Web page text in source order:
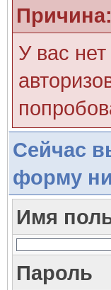
Причина:
У вас
Сейчас
форму
Имя
Пароль